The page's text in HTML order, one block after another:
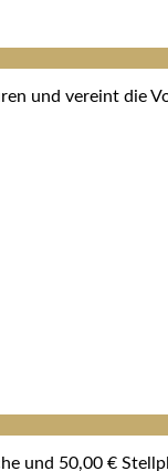
und vereint die
und 50,00 €